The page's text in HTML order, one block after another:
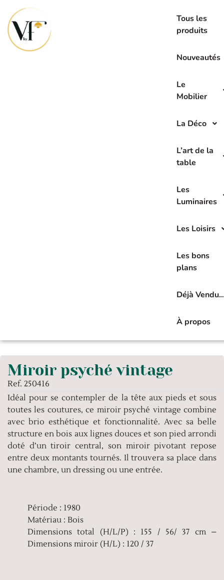
Tous les
produits
Nouveautés
Le
Mobilier
La Déco
L’art de la
table
Les
Luminaires
Les Loisirs
Les bons
plans
Déjà
À propos
Déjà
Miroir psyché vintage
Ref. 250416
Idéal pour se contempler de la tête aux pieds et sous
toutes les coutures, ce miroir psyché vintage combine
avec brio esthétique et fonctionnalité. Avec sa belle
structure en bois aux lignes douces et son pied arrondi
doté d’un tiroir central, son miroir pivotant repose
entre deux montants tournés. Il trouvera sa place dans
une chambre, un dressing ou une entrée.
Période : 1980
Matériau : Bois
Dimensions total (H/L/P) : 155 / 56/ 37 cm –
Dimensions miroir (H/L) : 120 / 37